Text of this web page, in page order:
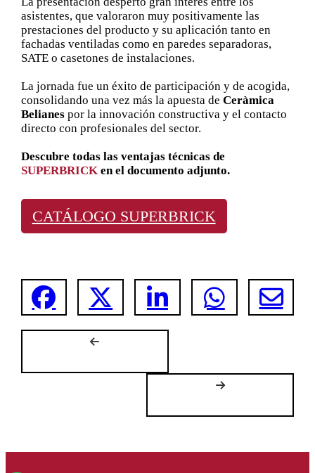
asistentes, que valoraron muy positivamente las
prestaciones del producto y su aplicación tanto en
fachadas ventiladas como en paredes separadoras,
SATE o casetones de instalaciones.
La jornada fue un éxito de participación y de acogida,
consolidando una vez más la apuesta de Ceràmica
Belianespor la innovación constructiva y el contacto
directo con profesionales del sector.
Descubre todas las ventajas técnicas de
SUPERBRICKen el documento adjunto.
CATÁLOGO SUPERBRICK